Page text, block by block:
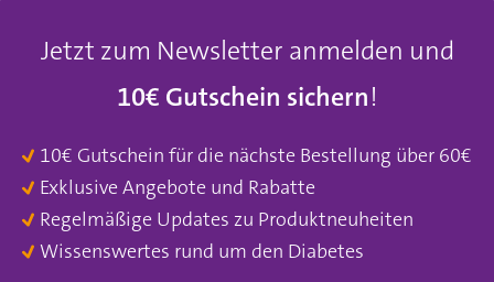
Jetzt zum Newsletter anmelden und
10€ Gutschein sichern!
10€ Gutschein für die nächste Bestellung über 60€
Exklusive Angebote und Rabatte
Regelmäßige Updates zu Produktneuheiten
Wissenswertes rund um den Diabetes